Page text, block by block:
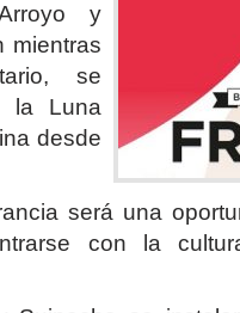
y
mientras
se
la Luna
desde
será una
con la